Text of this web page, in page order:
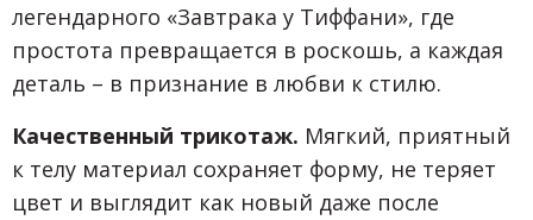
легендарного «Завтрака у Тиффани», где
простота превращается в роскошь, а каждая
деталь – в признание в любви к стилю.
Качественный трикотаж. Мягкий, приятный
к телу материал сохраняет форму, не теряет
цвет и выглядит как новый даже после